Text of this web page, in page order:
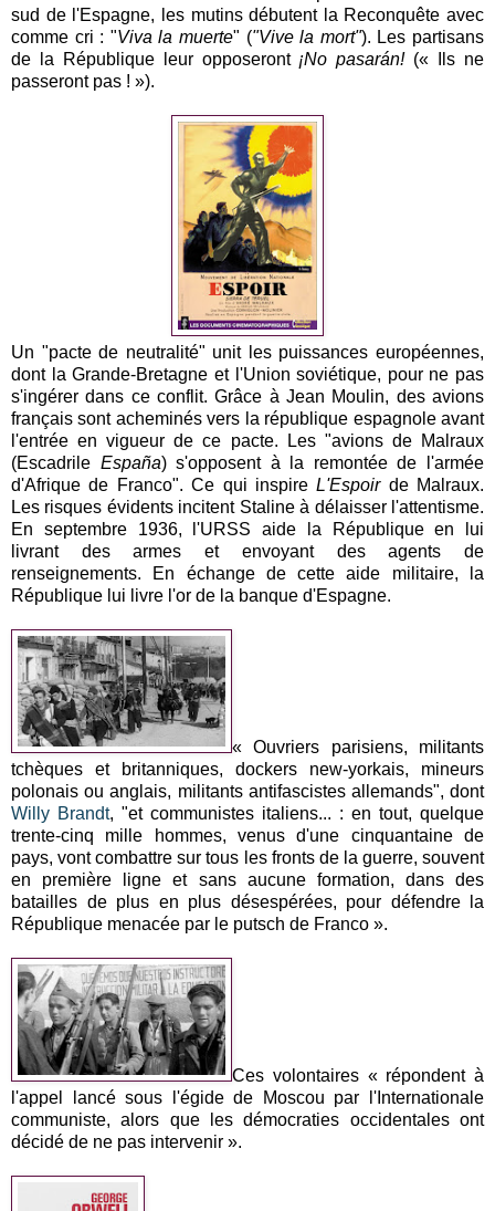
sud de l'Espagne, les mutins débutent la Reconquête avec
comme cri : "Viva la muerte" ("Vive la mort"). Les partisans
de la République leur opposeront ¡No pasarán!(« Ils ne
passeront pas ! »).
Un "pacte de neutralité" unit les puissances européennes,
dont la Grande-Bretagne et l'Union soviétique, pour ne pas
s'ingérer dans ce conflit. Grâce à Jean Moulin, des avions
français sont acheminés vers la république espagnole avant
l'entrée en vigueur de ce pacte. Les "avions de Malraux
(Escadrile España) s'opposent à la remontée de l'armée
d'Afrique de Franco". Ce qui inspireL'Espoir de Malraux.
Les risques évidents incitent Staline à délaisser l'attentisme.
En septembre 1936, l'URSS aide la République en lui
livrant des armes et envoyant des agents de
renseignements. En échange de cette aide militaire, la
République lui livre l'or de la banque d'Espagne.
« Ouvriers parisiens, militants
tchèques et britanniques, dockers new-yorkais, mineurs
polonais ou anglais, militants antifascistes allemands", dont
Willy Brandt, "et communistes italiens... : en tout, quelque
trente-cinq mille hommes, venus d'une cinquantaine de
pays, vont combattre sur tous les fronts de la guerre, souvent
en première ligne et sans aucune formation, dans des
batailles de plus en plus désespérées, pour défendre la
République menacée par le putsch de Franco ».
Ces volontaires « répondent à
l'appel lancé sous l'égide de Moscou par l'Internationale
communiste, alors que les démocraties occidentales ont
décidé de ne pas intervenir ».